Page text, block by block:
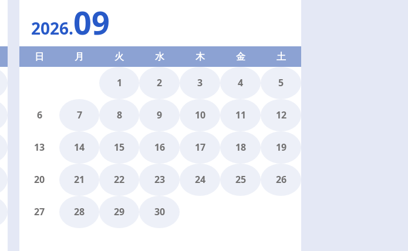
2026.09
日 月 火 水 木 金 土
1 2 3 4 5
6 7 8 9 10 11 12
13 14 15 16 17 18 19
20 21 22 23 24 25 26
27 28 29 30